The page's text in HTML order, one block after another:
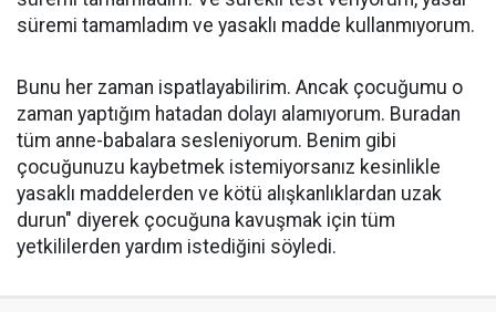
süremi tamamladım ve yasaklı madde kullanmıyorum.
Bunu her zaman ispatlayabilirim. Ancak çocuğumu o
zaman yaptığım hatadan dolayı alamıyorum. Buradan
tüm anne-babalara sesleniyorum. Benim gibi
çocuğunuzu kaybetmek istemiyorsanız kesinlikle
yasaklı maddelerden ve kötü alışkanlıklardan uzak
durun" diyerek çocuğuna kavuşmak için tüm
yetkililerden yardım istediğini söyledi.